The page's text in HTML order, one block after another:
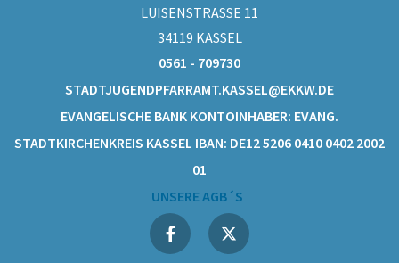
LUISENSTRASSE 11
34119 KASSEL
0561 - 709730
STADTJUGENDPFARRAMT.KASSEL@EKKW.DE
EVANGELISCHE BANK KONTOINHABER: EVANG.
STADTKIRCHENKREIS KASSEL IBAN: DE12 5206 0410 0402 2002
01
UNSERE AGB´S